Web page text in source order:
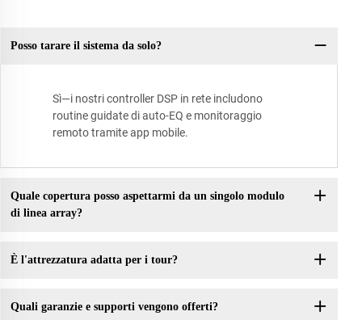
Posso tarare il sistema da solo?
Sì—i nostri controller DSP in rete includono
routine guidate di auto-EQ e monitoraggio
remoto tramite app mobile.
Quale copertura posso aspettarmi da un singolo modulo
di linea array?
È l'attrezzatura adatta per i tour?
Quali garanzie e supporti vengono offerti?